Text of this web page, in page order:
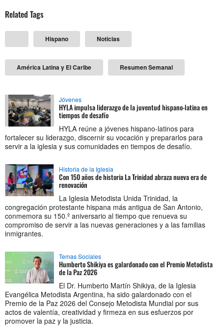
Related Tags
Hispano Noticias
América Latina y El Caribe Resumen Semanal
Jóvenes
HYLA impulsa liderazgo de la juventud hispano-latina en
tiempos de desafío
HYLA reúne a jóvenes hispano-latinos para
fortalecer su liderazgo, discernir su vocación y prepararlos para
servir a la iglesia y sus comunidades en tiempos de desafío.
Historia de la Iglesia
Con 150 años de historia La Trinidad abraza nueva era de
renovación
La Iglesia Metodista Unida Trinidad, la
congregación protestante hispana más antigua de San Antonio,
conmemora su 150.º aniversario al tiempo que renueva su
compromiso de servir a las nuevas generaciones y a las familias
inmigrantes.
Temas Sociales
Humberto Shikiya es galardonado con el Premio Metodista
de la Paz 2026
El Dr. Humberto Martín Shikiya, de la Iglesia
Evangélica Metodista Argentina, ha sido galardonado con el
Premio de la Paz 2026 del Consejo Metodista Mundial por sus
actos de valentía, creatividad y firmeza en sus esfuerzos por
promover la paz y la justicia.